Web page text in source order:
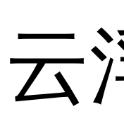
云